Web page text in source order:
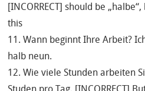
[INCORRECT] should be
this
11. Wann beginnt Ihre Arbeit?
halb neun.
12. Wie viele Stunden arbeiten
Studen pro Tag. [INCORRECT]